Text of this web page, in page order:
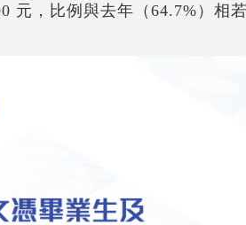
元，比例與去年（64.7%）相